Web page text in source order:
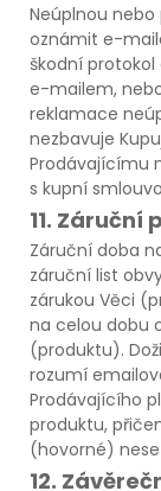
Neúplnou
oznámit e-
škodní
e-mailem,
reklamace
nezbavuje
Prodávajícímu
s kupní
11. Záruční
Záruční doba
záruční list
zárukou Věci
na celou dobu
(produktu).
rozumí
Prodávajícího
produktu,
(hovorné)
12.